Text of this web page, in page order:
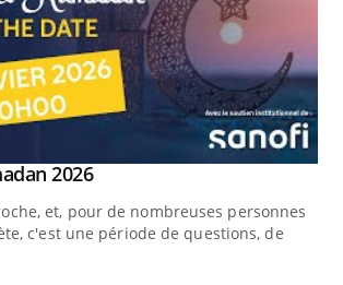
2026Youtube
et, pour de nombreuses personnes
c'est une période de questions, de